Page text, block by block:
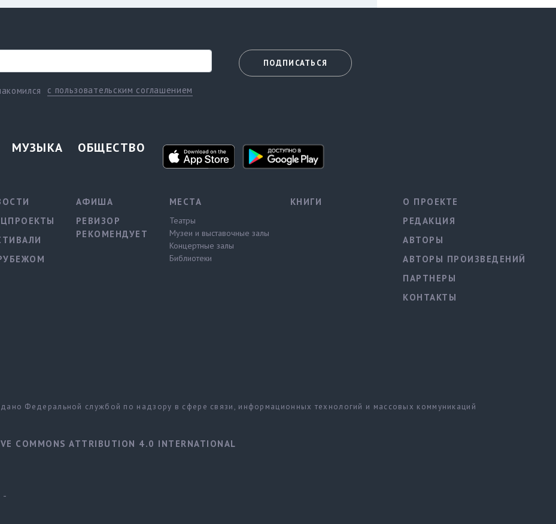
с пользовательским соглашением
ПОДПИСАТЬСЯ
МУЗЫКА ОБЩЕСТВО
АФИША
РЕВИЗОР
РЕКОМЕНДУЕТ
МЕСТА
Театры
Музеи и выставочные залы
Концертные залы
Библиотеки
КНИГИ
О ПРОЕКТЕ
РЕДАКЦИЯ
АВТОРЫ
АВТОРЫ ПРОИЗВЕДЕНИЙ
ПАРТНЕРЫ
КОНТАКТЫ
Федеральной службой по надзору в сфере связи, информационных технологий и массовых коммуникаций
COMMONS ATTRIBUTION 4.0 INTERNATIONAL
-